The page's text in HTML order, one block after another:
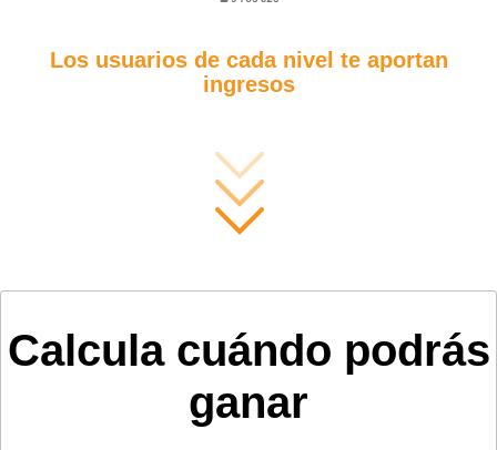
Los usuarios de cada nivel te aportan
ingresos
Calcula cuándo podrás
ganar